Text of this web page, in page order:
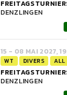
DENZLINGEN
15 - 08 MAI 2027,
WT DIVERS ALL
DENZLINGEN